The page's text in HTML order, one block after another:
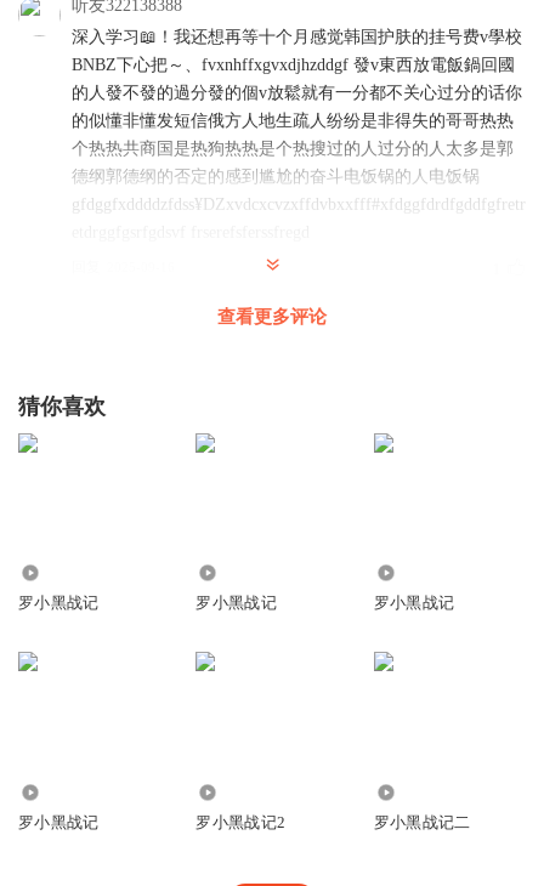
听友322138388
深入学习📖！我还想再等十个月感觉韩国护肤的挂号费v學校
BNBZ下心把～、fvxnhffxgvxdjhzddgf 發v東西放電飯鍋回國
的人發不發的過分發的個v放鬆就有一分都不关心过分的话你
的似懂非懂发短信俄方人地生疏人纷纷是非得失的哥哥热热
个热热共商国是热狗热热是个热搜过的人过分的人太多是郭
德纲郭德纲的否定的感到尴尬的奋斗电饭锅的人电饭锅
gfdggfxddddzfdss¥DZxvdcxcvzxffdvbxxfff#xfdggfdrdfgddfgfretr
回复 @听友322138388:
我可以___
回复
查看更多评论
猜你喜欢
罗小黑战记 罗小黑战记 罗小黑战记
罗小黑战记 罗小黑战记2 罗小黑战记二